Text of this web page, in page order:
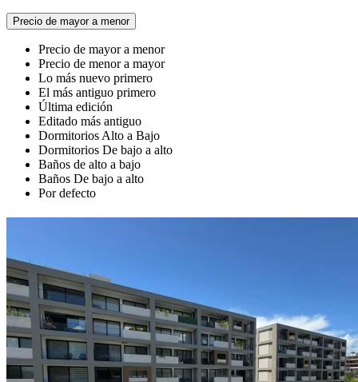
Precio de mayor a menor
Precio de mayor a menor
Precio de menor a mayor
Lo más nuevo primero
El más antiguo primero
Última edición
Editado más antiguo
Dormitorios Alto a Bajo
Dormitorios De bajo a alto
Baños de alto a bajo
Baños De bajo a alto
Por defecto